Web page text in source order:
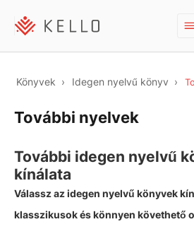
Könyvek Idegen nyelvű könyv
További nyelvek
További idegen nyelvű
kínálata
Válassz az idegen nyelvű könyvek
klasszikusok és könnyen követhető